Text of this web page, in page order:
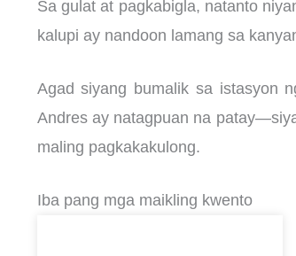
Sa gulat at pagkabigla, natanto
kalupi ay nandoon lamang sa
Agad siyang bumalik sa istasyon
Andres ay natagpuan na
maling pagkakakulong.
Iba pang mga maikling kwento